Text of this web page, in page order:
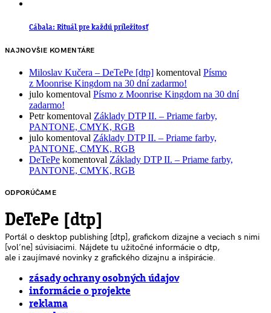
Cábala: Rituál pre každú príležitosť
NAJNOVŠIE KOMENTÁRE
Miloslav Kučera – DeTePe [dtp] komentoval Písmo
z Moonrise Kingdom na 30 dní zadarmo!
julo komentoval Písmo z Moonrise Kingdom na 30 dní
zadarmo!
Petrkomentoval Základy DTP II. – Priame farby,
PANTONE, CMYK, RGB
julo komentoval Základy DTP II. – Priame farby,
PANTONE, CMYK, RGB
DeTePe komentoval Základy DTP II. – Priame farby,
PANTONE, CMYK, RGB
ODPORÚČAME
DeTePe [dtp]
Portál o desktop publishing [dtp], grafickom dizajne a veciach s nimi
[voľne] súvisiacimi. Nájdete tu užitočné informácie o dtp,
ale i zaujímavé novinky z grafického dizajnu a inšpirácie.
zásady ochrany osobných údajov
informácie o projekte
reklama